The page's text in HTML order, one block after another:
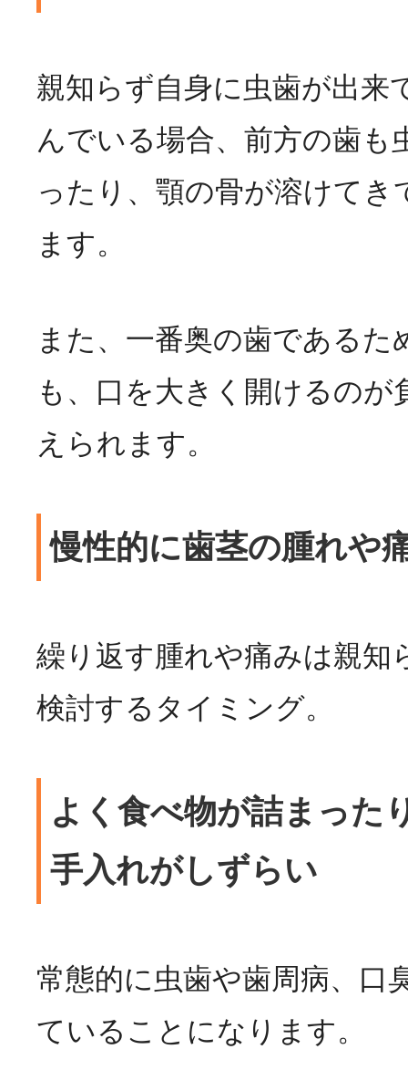
親知らず自身に虫歯が出来
んでいる場合、前方の歯も
ったり、顎の骨が溶けてき
ます。
また、一番奥の歯であるた
も、口を大きく開けるのが
えられます。
慢性的に歯茎の腫れや
繰り返す腫れや痛みは親知
検討するタイミング。
よく食べ物が詰まった
手入れがしずらい
常態的に虫歯や歯周病、口
ていることになります。